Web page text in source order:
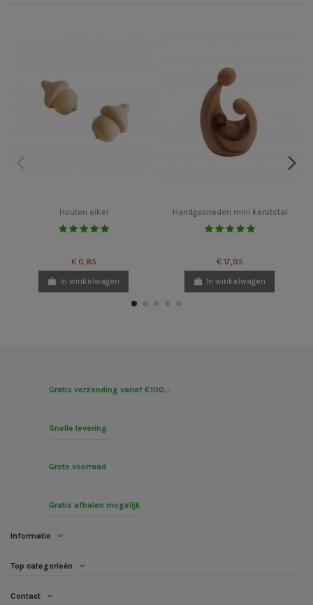
Houten eikel
€ 0,85
In winkelwagen
Handgesneden mini kerststal
€ 17,95
In winkelwagen
Gratis verzending vanaf €100,-
Snelle levering
Grote voorraad
Gratis afhalen mogelijk
Informatie
Top categorieën
Contact